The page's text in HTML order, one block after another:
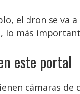
el dron se va
lo más
este portal
cámaras